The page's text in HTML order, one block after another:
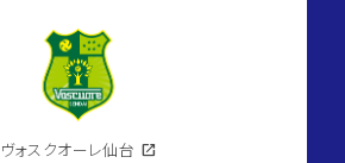
ヴォスクオーレ仙台 open_in_new